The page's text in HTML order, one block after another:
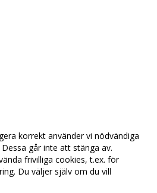
korrekt använder vi nödvändiga
går inte att stänga av.
frivilliga cookies, t.ex. för
Du väljer själv om du vill